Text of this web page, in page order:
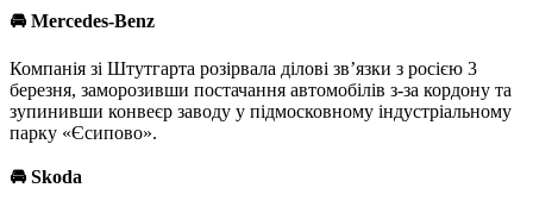
🚘 Mercedes-Benz
Компанія зі Штутгарта розірвала ділові зв’язки з росією 3
березня, заморозивши постачання автомобілів з-за кордону та
зупинивши конвеєр заводу у підмосковному індустріальному
парку «Єсипово».
🚘 Skoda